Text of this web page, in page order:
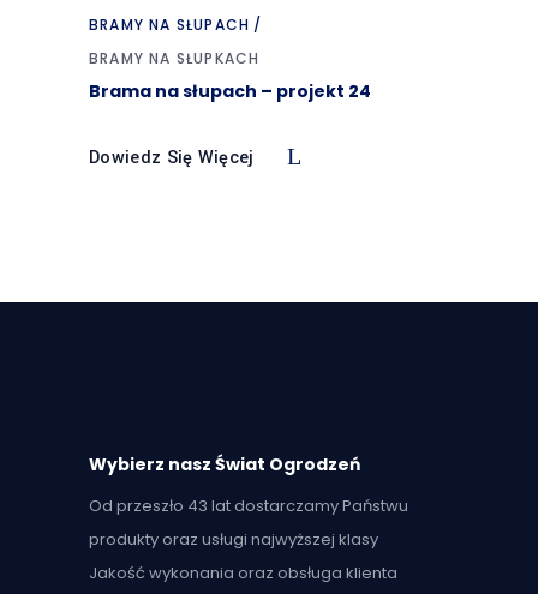
BRAMY NA SŁUPACH
BRAMY NA SŁUPKACH
Brama na słupach – projekt 24
Dowiedz Się Więcej
Wybierz nasz Świat Ogrodzeń
Od przeszło 43 lat dostarczamy Państwu
produkty oraz usługi najwyższej klasy
Jakość wykonania oraz obsługa klienta